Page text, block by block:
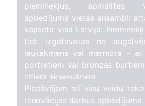
pieminekļus, apmalītes
apbedījuma vietas ansambli
kapsētā visā Latvijā.
tiek izgatavotas no
laukakmens vai marmora - ar
portretiem vai bronzas
citiem aksesuāriem.
Piedāvājam arī visu veidu
renovācijas darbus apbedījuma